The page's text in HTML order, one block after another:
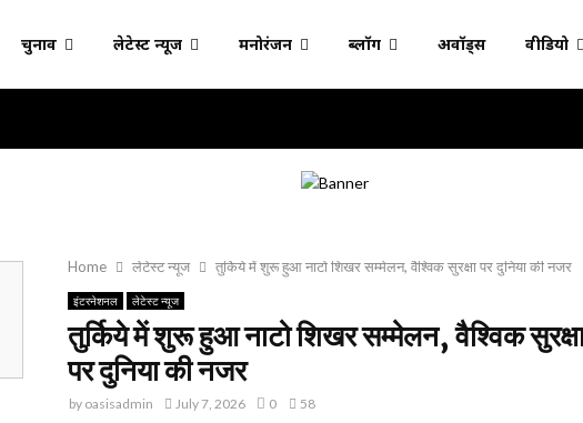
चुनाव लेटेस्ट न्यूज मनोरंजन ब्लॉग अवॉर्ड्स वीडियो
Home लेटेस्ट न्यूज तुर्किये में शुरू हुआ नाटो शिखर सम्मेलन, वैश्विक सुरक्षा पर दुनिया की नजर
इंटरनेशनल लेटेस्ट न्यूज
तुर्किये में शुरू हुआ नाटो शिखर सम्मेलन, वैश्विक
पर दुनिया की नजर
by oasisadmin July 7, 2026 0 58